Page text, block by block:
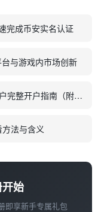
完成币安实名认证
与游戏内市场创新
完整开户指南（附推
法与含义
始
即享新手专属礼包